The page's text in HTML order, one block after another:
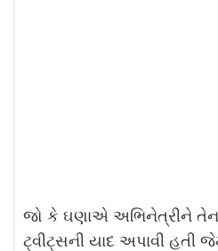
જો કે ઘણાએ અભિનેત્રીને
ટ્વીટ્સની યાદ અપાવી હતી